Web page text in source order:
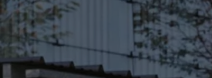
Marke und Erlebnis
Volkswagen R und R Experience
R-Modelle
R Experience
Driving Experience
Volkswagen entdecken
Werkbesichtigung
Factory visit
Lifestyle Shop